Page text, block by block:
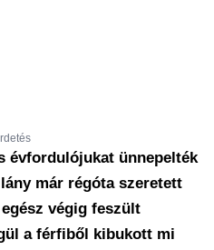
évfordulójukat ünnepelték
már régóta szeretett
végig feszült
a férfiből kibukott mi